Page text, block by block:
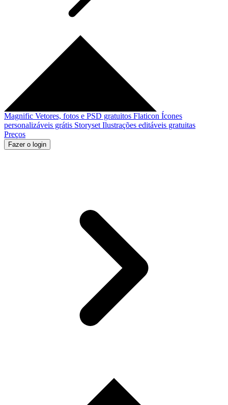
Magnific Vetores, fotos e PSD gratuitos Flaticon Ícones
personalizáveis grátis Storyset Ilustrações editáveis gratuitas
Preços
Fazer o login